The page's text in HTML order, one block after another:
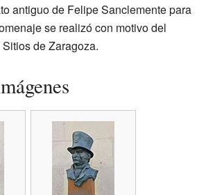
antiguo de Felipe Sanclemente para
se realizó con motivo del
de Zaragoza.